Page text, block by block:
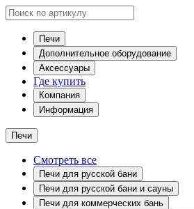
Печи
Дополнительное оборудование
Аксессуары
Где купить
Компания
Информация
Печи
Смотреть все
Печи для русской бани
Печи для русской бани и сауны
Печи для коммерческих бань